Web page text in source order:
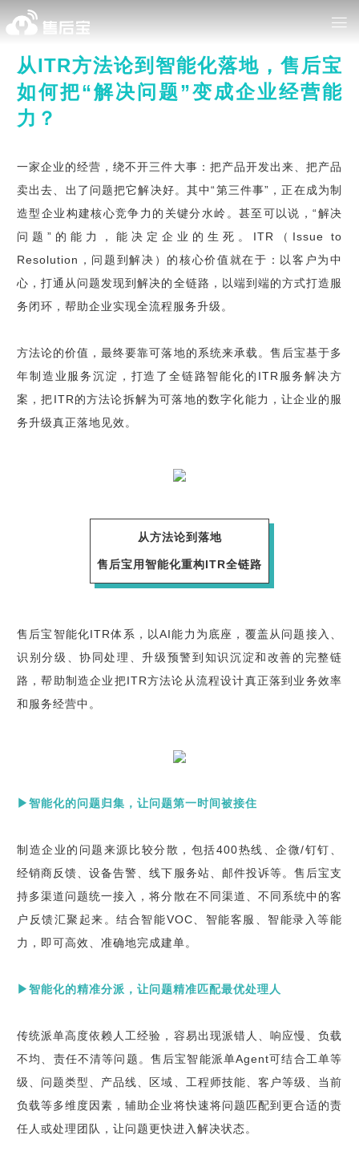
从ITR方法论到智能化落地，售后宝
如何把“解决问题”变成企业经营能
力？
一家企业的经营，绕不开三件大事：把产品开发出来、把产品
卖出去、出了问题把它解决好。其中“第三件事”，正在成为制
造型企业构建核心竞争力的关键分水岭。甚至可以说，“解决
问题”的能力，能决定企业的生死。ITR（Issue to
Resolution，问题到解决）的核心价值就在于：以客户为中
心，打通从问题发现到解决的全链路，以端到端的方式打造服
务闭环，帮助企业实现全流程服务升级。
方法论的价值，最终要靠可落地的系统来承载。售后宝基于多
年制造业服务沉淀，打造了全链路智能化的ITR服务解决方
案，把ITR的方法论拆解为可落地的数字化能力，让企业的服
务升级真正落地见效。
从方法论到落地
售后宝用智能化重构ITR全链路
售后宝智能化ITR体系，以AI能力为底座，覆盖从问题接入、
识别分级、协同处理、升级预警到知识沉淀和改善的完整链
路，帮助制造企业把ITR方法论从流程设计真正落到业务效率
和服务经营中。
▶智能化的问题归集，让问题第一时间被接住
制造企业的问题来源比较分散，包括400热线、企微/钉钉、
经销商反馈、设备告警、线下服务站、邮件投诉等。售后宝支
持多渠道问题统一接入，将分散在不同渠道、不同系统中的客
户反馈汇聚起来。结合智能VOC、智能客服、智能录入等能
力，即可高效、准确地完成建单。
▶智能化的精准分派，让问题精准匹配最优处理人
传统派单高度依赖人工经验，容易出现派错人、响应慢、负载
不均、责任不清等问题。售后宝智能派单Agent可结合工单等
级、问题类型、产品线、区域、工程师技能、客户等级、当前
负载等多维度因素，辅助企业将快速将问题匹配到更合适的责
任人或处理团队，让问题更快进入解决状态。